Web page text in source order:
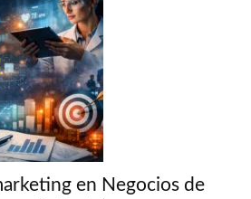
en Negocios de